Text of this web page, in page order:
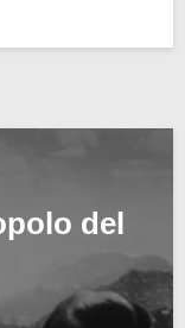
del